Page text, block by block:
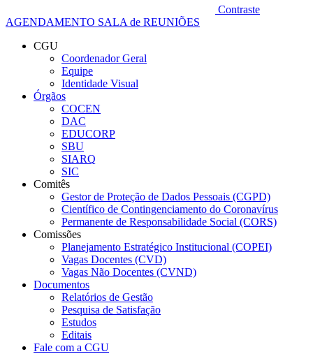
Contraste
AGENDAMENTO SALA de REUNIÕES
CGU
Coordenador Geral
Equipe
Identidade Visual
Órgãos
COCEN
DAC
EDUCORP
SBU
SIARQ
SIC
Comitês
Gestor de Proteção de Dados Pessoais (CGPD)
Científico de Contingenciamento do Coronavírus
Permanente de Responsabilidade Social (CORS)
Comissões
Planejamento Estratégico Institucional (COPEI)
Vagas Docentes (CVD)
Vagas Não Docentes (CVND)
Documentos
Relatórios de Gestão
Pesquisa de Satisfação
Estudos
Editais
Fale com a CGU